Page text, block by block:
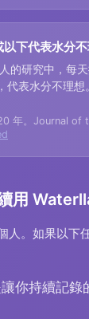
下代表水分
的研究中，每
代表水分不理
年。Journal of
用
人。如果以下
你持續記錄